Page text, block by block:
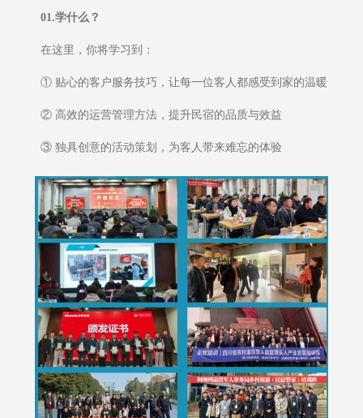
01.学什么？
在这里，你将学习到：
① 贴心的客户服务技巧，让每一位客人都感受到家的温暖
② 高效的运营管理方法，提升民宿的品质与效益
③ 独具创意的活动策划，为客人带来难忘的体验